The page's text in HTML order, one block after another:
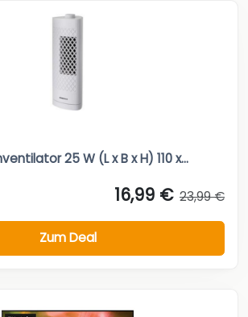
25 W (L x B x H) 110 x...
16,99 € 23,99 €
Zum Deal